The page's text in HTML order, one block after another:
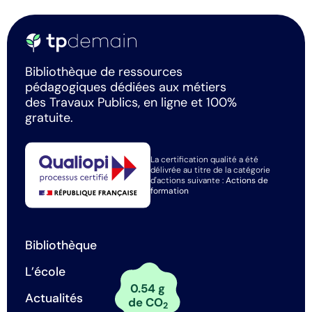
Bibliothèque de ressources
pédagogiques dédiées aux métiers
des Travaux Publics, en ligne et 100%
gratuite.
La certification qualité a été
délivrée au titre de la catégorie
d'actions suivante :Actions de
formation
Bibliothèque
L’école
Actualités
0.54 g
de CO2